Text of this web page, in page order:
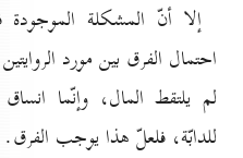
إلا أنّ المشکلة
احتمال الفرق بين مورد
لم يلتقط المال، وإنّما
للدابّة، فلعلّ هذا يوجب الفرق.